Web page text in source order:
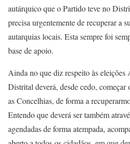
autárquico que o Partido teve no
precisa urgentemente de recuperar a
autarquias locais. Esta sempre foi
base de apoio.
Ainda no que diz respeito às eleições
Distrital deverá, desde cedo,
as Concelhias, de forma a
Entendo que deverá ser também
agendadas de forma atempada,